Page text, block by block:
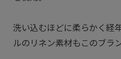
洗い込むほどに柔らかく経
ルのリネン素材もこのブラ